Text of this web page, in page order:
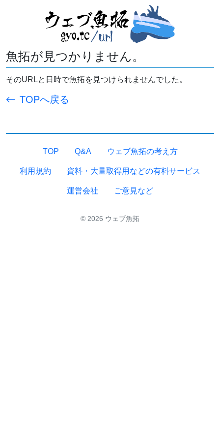
魚拓が見つかりません。
そのURLと日時で魚拓を見つけられませんでした。
TOPへ戻る
TOP Q&A ウェブ魚拓の考え方
利用規約 資料・大量取得用などの有料サービス
運営会社 ご意見など
© 2026 ウェブ魚拓